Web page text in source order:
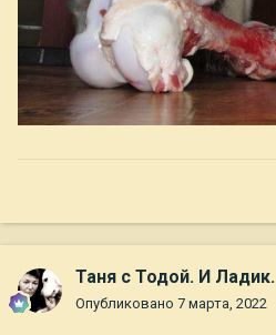
Таня с Тодой. И Ладик.
Опубликовано 7 марта, 2022